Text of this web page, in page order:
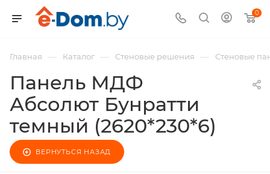
0
Главная — Каталог — Стеновые решения — Стеновые
Панель МДФ
Абсолют Бунратти
темный (2620*230*6)
ВЕРНУТЬСЯ НАЗАД